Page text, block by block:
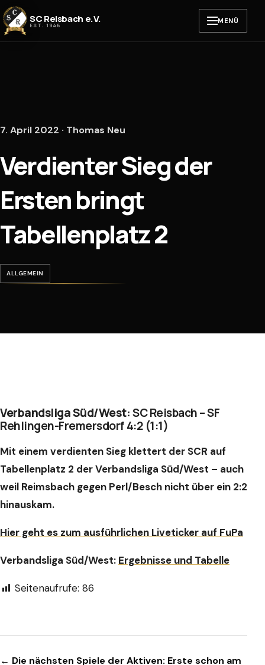
Zum Inhalt springen
SC Reisbach e.V.
EST. 1946 MENÜ
7. April 2022 · Thomas Neu
Verdienter Sieg der
Ersten bringt
Tabellenplatz 2
ALLGEMEIN
Verbandsliga Süd/West:SC Reisbach – SF
Rehlingen-Fremersdorf 4:2 (1:1)
Mit einem verdienten Sieg klettert der SCR auf
Tabellenplatz 2 der Verbandsliga Süd/West – auch
weil Reimsbach gegen Perl/Besch nicht über ein 2:2
hinauskam.
Hier geht es zum ausführlichen Liveticker auf FuPa
Verbandsliga Süd/West: Ergebnisse und Tabelle
Seitenaufrufe: 86
Beitragsnavigation
← Die nächsten Spiele der Aktiven: Erste schon am